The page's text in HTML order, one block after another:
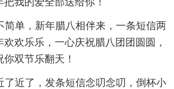
简单，新年腊八相伴来，一条短信两
欢乐乐，一心庆祝腊八团团圆圆，
双节乐翻天！
了近了，发条短信念叨念叨，倒杯小